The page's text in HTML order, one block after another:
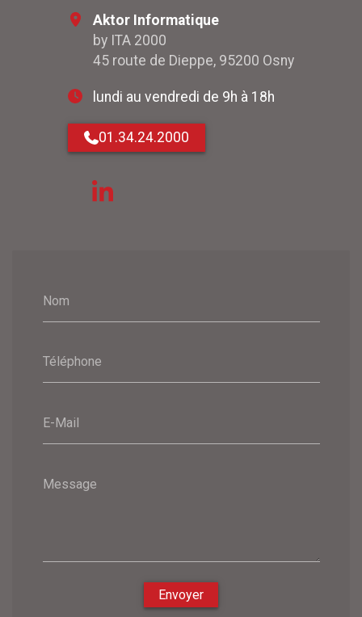
Nom
Téléphone
E-Mail
Message
Envoyer
Aktor Informatique
by ITA 2000
45 route de Dieppe, 95200 Osny
lundi au vendredi de 9h à 18h
01.34.24.2000